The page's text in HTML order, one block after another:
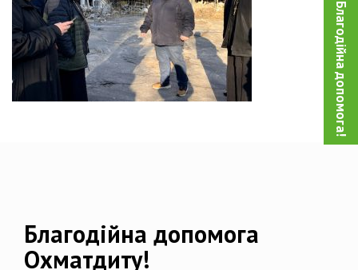
Благодійна допомога!
Благодійна допомога
Охматдиту!